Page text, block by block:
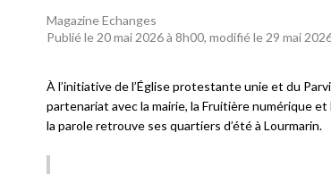
Magazine Echanges
Publié le 20 mai 2026 à 8h00, modifié le 29 mai
À l’initiative de l’Église protestante unie et du
partenariat avec la mairie, la Fruitière numérique
la parole retrouve ses quartiers d’été à Lourmarin.